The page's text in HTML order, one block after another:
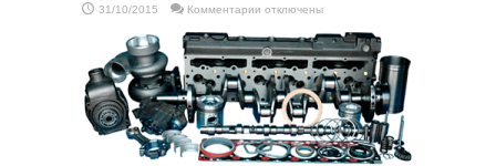
31/10/2015 Комментарии
для
ремонта
профессиональной
техники
отключены